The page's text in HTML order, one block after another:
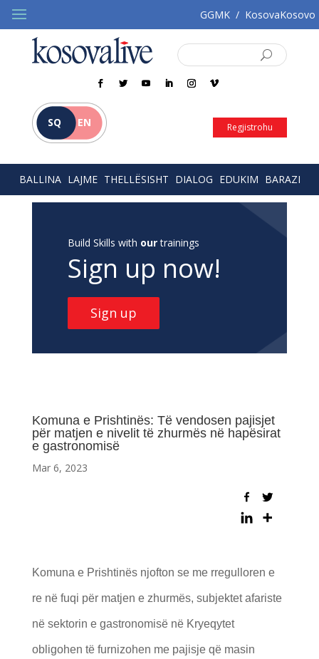
GGMK / KosovaKosovo
SQ EN Regjistrohu
BALLINA LAJME THELLËSISHT DIALOG EDUKIM BARAZI
Build Skills with ourtrainings
Sign up now!
Sign up
Komuna e Prishtinës: Të vendosen pajisjet
për matjen e nivelit të zhurmës në hapësirat
e gastronomisë
Mar 6, 2023
Komuna e Prishtinës njofton se me rregulloren e
re në fuqi për matjen e zhurmës, subjektet afariste
në sektorin e gastronomisë në Kryeqytet
obligohen të furnizohen me pajisje që masin